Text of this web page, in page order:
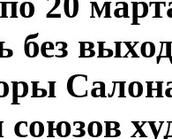
без
союзов